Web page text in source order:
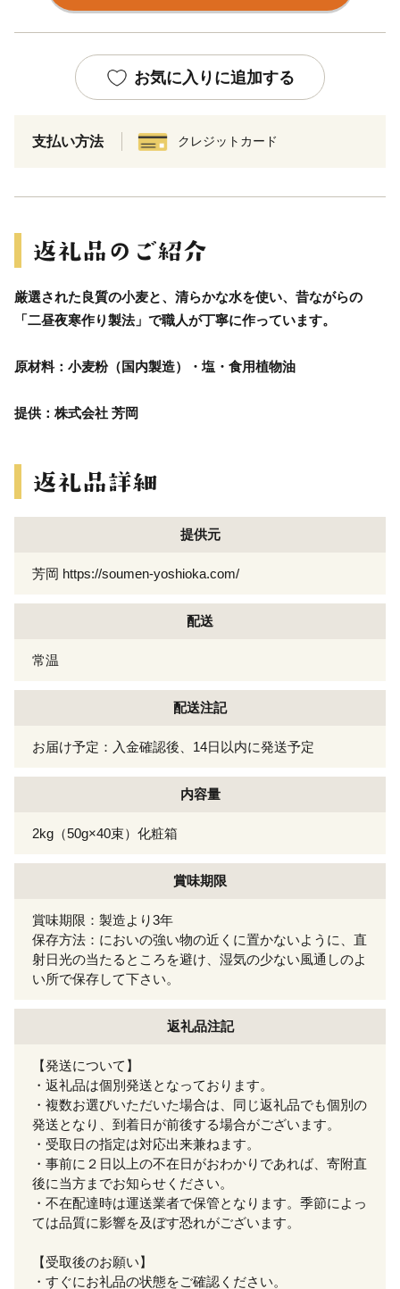
お気に入りに追加する
支払い方法 クレジットカード
厳選された良質の小麦と、清らかな水を使い、昔ながらの
「二昼夜寒作り製法」で職人が丁寧に作っています。
原材料：小麦粉（国内製造）・塩・食用植物油
提供：株式会社 芳岡
提供元
芳岡 https://soumen-yoshioka.com/
配送
常温
配送注記
お届け予定：入金確認後、14日以内に発送予定
内容量
2kg（50g×40束）化粧箱
賞味期限
賞味期限：製造より3年
保存方法：においの強い物の近くに置かないように、直
射日光の当たるところを避け、湿気の少ない風通しのよ
い所で保存して下さい。
返礼品注記
【発送について】
・返礼品は個別発送となっております。
・複数お選びいただいた場合は、同じ返礼品でも個別の
発送となり、到着日が前後する場合がございます。
・受取日の指定は対応出来兼ねます。
・事前に２日以上の不在日がおわかりであれば、寄附直
後に当方までお知らせください。
・不在配達時は運送業者で保管となります。季節によっ
ては品質に影響を及ぼす恐れがございます。
【受取後のお願い】
・すぐにお礼品の状態をご確認ください。